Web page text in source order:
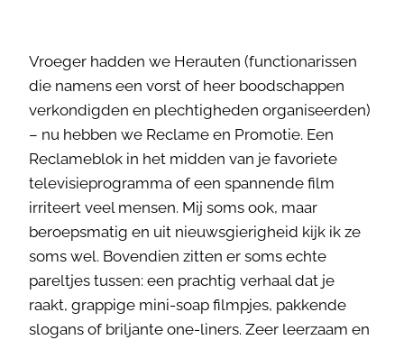
Vroeger hadden we Herauten (functionarissen
die namens een vorst of heer boodschappen
verkondigden en plechtigheden organiseerden)
– nu hebben we Reclame en Promotie. Een
Reclameblok in het midden van je favoriete
televisieprogramma of een spannende film
irriteert veel mensen. Mij soms ook, maar
beroepsmatig en uit nieuwsgierigheid kijk ik ze
soms wel. Bovendien zitten er soms echte
pareltjes tussen: een prachtig verhaal dat je
raakt, grappige mini-soap filmpjes, pakkende
slogans of briljante one-liners. Zeer leerzaam en